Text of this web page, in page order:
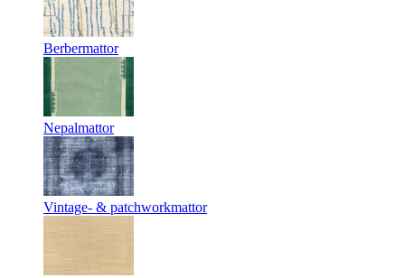
Berbermattor
Nepalmattor
Vintage- & patchworkmattor